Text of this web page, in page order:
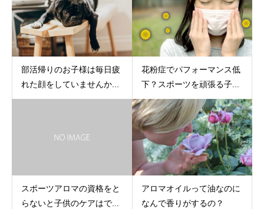
部活帰りのお子様は毎日疲
れた顔をしていませんか...
花粉症でパフォーマンス低
下？スポーツを頑張る子...
スポーツアロマの資格をと
らないと子供のケアはで...
アロマオイルって油なのに
なんで香りがするの？